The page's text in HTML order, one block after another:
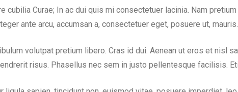
Curae; In ac dui quis mi consectetuer lacinia. Nam
ante arcu, accumsan a, consectetuer eget, posuere ut,
volutpat pretium libero. Cras id dui. Aenean ut eros et nisl
risus. Phasellus nec sem in justo pellentesque facilisis.